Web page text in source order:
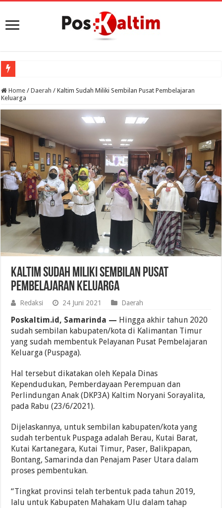
Home / Daerah / Kaltim Sudah Miliki Sembilan Pusat Pembelajaran
Keluarga
Kaltim Sudah Miliki Sembilan Pusat
Pembelajaran Keluarga
Redaksi 24 Juni 2021 Daerah
Poskaltim.id, Samarinda — Hingga akhir tahun 2020
sudah sembilan kabupaten/kota di Kalimantan Timur
yang sudah membentuk Pelayanan Pusat Pembelajaran
Keluarga (Puspaga).
Hal tersebut dikatakan oleh Kepala Dinas
Kependudukan, Pemberdayaan Perempuan dan
Perlindungan Anak (DKP3A) Kaltim Noryani Sorayalita,
pada Rabu (23/6/2021).
Dijelaskannya, untuk sembilan kabupaten/kota yang
sudah terbentuk Puspaga adalah Berau, Kutai Barat,
Kutai Kartanegara, Kutai Timur, Paser, Balikpapan,
Bontang, Samarinda dan Penajam Paser Utara dalam
proses pembentukan.
“Tingkat provinsi telah terbentuk pada tahun 2019,
lalu untuk Kabupaten Mahakam Ulu dalam tahap